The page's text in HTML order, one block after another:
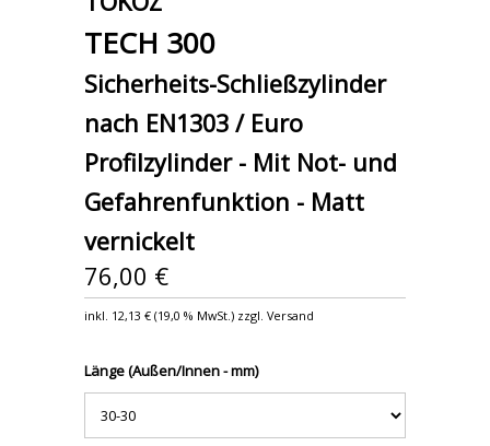
TECH 300
Sicherheits-Schließzylinder
nach EN1303 / Euro
Profilzylinder - Mit Not- und
Gefahrenfunktion - Matt
vernickelt
76,00 €
inkl. 12,13 € (19,0 % MwSt.) zzgl. Versand
Länge (Außen/Innen - mm)